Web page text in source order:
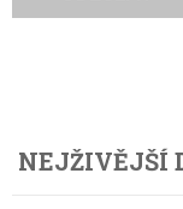
NEJŽIVĚJŠÍ